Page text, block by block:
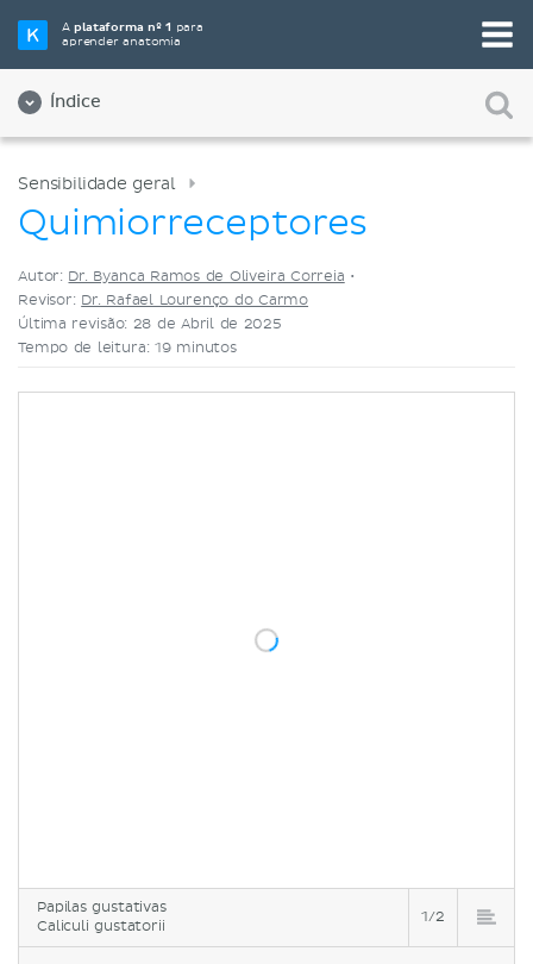
Aplataforma nº 1 para
aprender anatomia
Índice
Selecione a sua ferramenta de estudo favorita
Videoaulas
Sensibilidade geral
Quimiorreceptores
Autor: Dr. Byanca Ramos de Oliveira Correia •
Revisor: Dr. Rafael Lourenço do Carmo
Última revisão: 28 de Abril de 2025
Tempo de leitura: 19 minutos
Papilas gustativas
Caliculi gustatorii
1/2